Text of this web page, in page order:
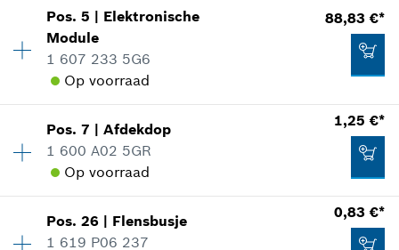
31,42 €*
Aan winkelwagen toevoegen
Prijsgroep:27
reserveonderdelen informatie
Toepassingsinstructie
14,94 €*
*Prijs incl. BTW
Pos.5 | Elektronische
Module
1 607 233 5G6
Op voorraad
88,83 €*
Beschikbaarheid 1
Prijsgroep :43
reserveonderdelen informatie
Toepassingsinstructie
In weergave tonen
Pos.7 |Afdekdop
1 600 A02 5GR
Op voorraad
1,25 €*
Prijsgroep:11
Pos.26 | Flensbusje
1 619 P06 237
0,83 €*